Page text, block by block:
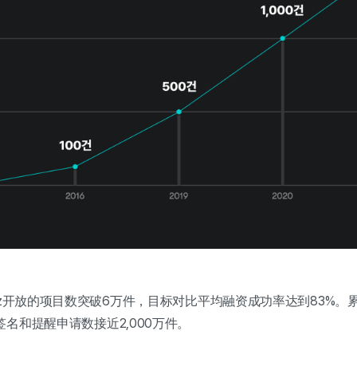
放的项目数突破6万件，目标对比平均融资成功率达到83%。
和提醒申请数接近2,000万件。